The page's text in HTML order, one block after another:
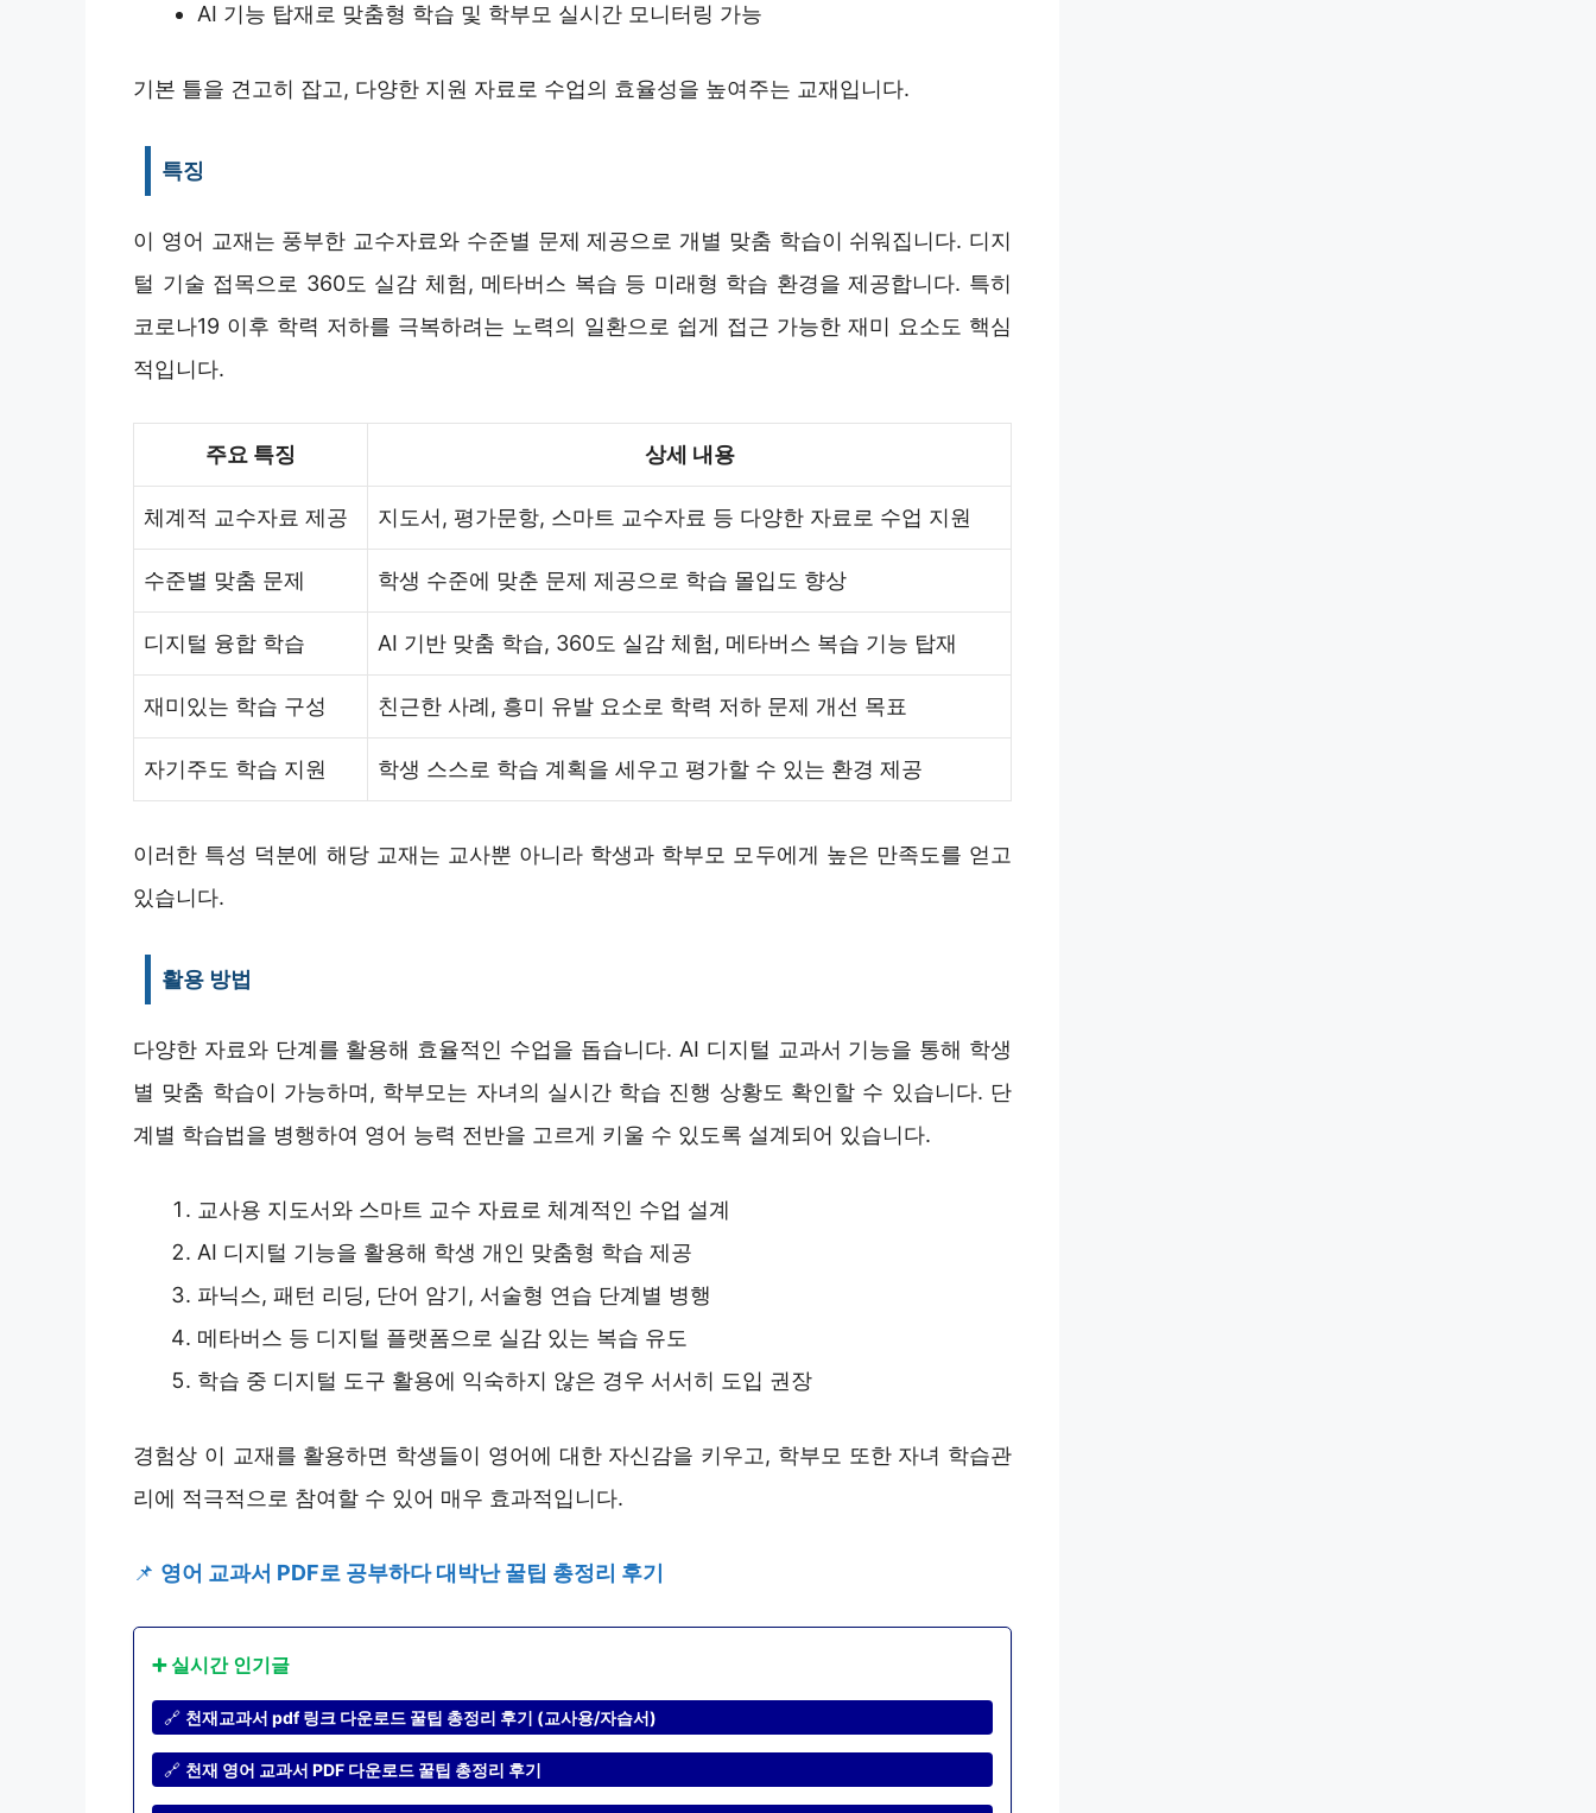
AI 기능 탑재로 맞춤형 학습 및 학부모 실시간 모니터링 가능
기본 틀을 견고히 잡고, 다양한 지원 자료로 수업의 효율성을 높여주는 교재입니다.
특징
이 영어 교재는 풍부한 교수자료와 수준별 문제 제공으로 개별 맞춤 학습이 쉬워집니다. 디지
털 기술 접목으로 360도 실감 체험, 메타버스 복습 등 미래형 학습 환경을 제공합니다. 특히
코로나19 이후 학력 저하를 극복하려는 노력의 일환으로 쉽게 접근 가능한 재미 요소도 핵심
적입니다.
주요 특징 상세 내용
체계적 교수자료 제공 지도서, 평가문항, 스마트 교수자료 등 다양한 자료로 수업 지원
수준별 맞춤 문제 학생 수준에 맞춘 문제 제공으로 학습 몰입도 향상
디지털 융합 학습 AI 기반 맞춤 학습, 360도 실감 체험, 메타버스 복습 기능 탑재
재미있는 학습 구성 친근한 사례, 흥미 유발 요소로 학력 저하 문제 개선 목표
자기주도 학습 지원 학생 스스로 학습 계획을 세우고 평가할 수 있는 환경 제공
이러한 특성 덕분에 해당 교재는 교사뿐 아니라 학생과 학부모 모두에게 높은 만족도를 얻고
있습니다.
활용 방법
다양한 자료와 단계를 활용해 효율적인 수업을 돕습니다. AI 디지털 교과서 기능을 통해 학생
별 맞춤 학습이 가능하며, 학부모는 자녀의 실시간 학습 진행 상황도 확인할 수 있습니다. 단
계별 학습법을 병행하여 영어 능력 전반을 고르게 키울 수 있도록 설계되어 있습니다.
교사용 지도서와 스마트 교수 자료로 체계적인 수업 설계
AI 디지털 기능을 활용해 학생 개인 맞춤형 학습 제공
파닉스, 패턴 리딩, 단어 암기, 서술형 연습 단계별 병행
메타버스 등 디지털 플랫폼으로 실감 있는 복습 유도
학습 중 디지털 도구 활용에 익숙하지 않은 경우 서서히 도입 권장
경험상 이 교재를 활용하면 학생들이 영어에 대한 자신감을 키우고, 학부모 또한 자녀 학습관
리에 적극적으로 참여할 수 있어 매우 효과적입니다.
📌 영어 교과서 PDF로 공부하다 대박난 꿀팁 총정리 후기
➕ 실시간 인기글
🔗 천재교과서 pdf 링크 다운로드 꿀팁 총정리 후기 (교사용/자습서)
🔗 천재 영어 교과서 PDF 다운로드 꿀팁 총정리 후기